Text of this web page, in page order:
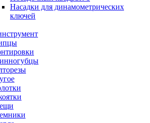
Насадки для динамометрических
ключей